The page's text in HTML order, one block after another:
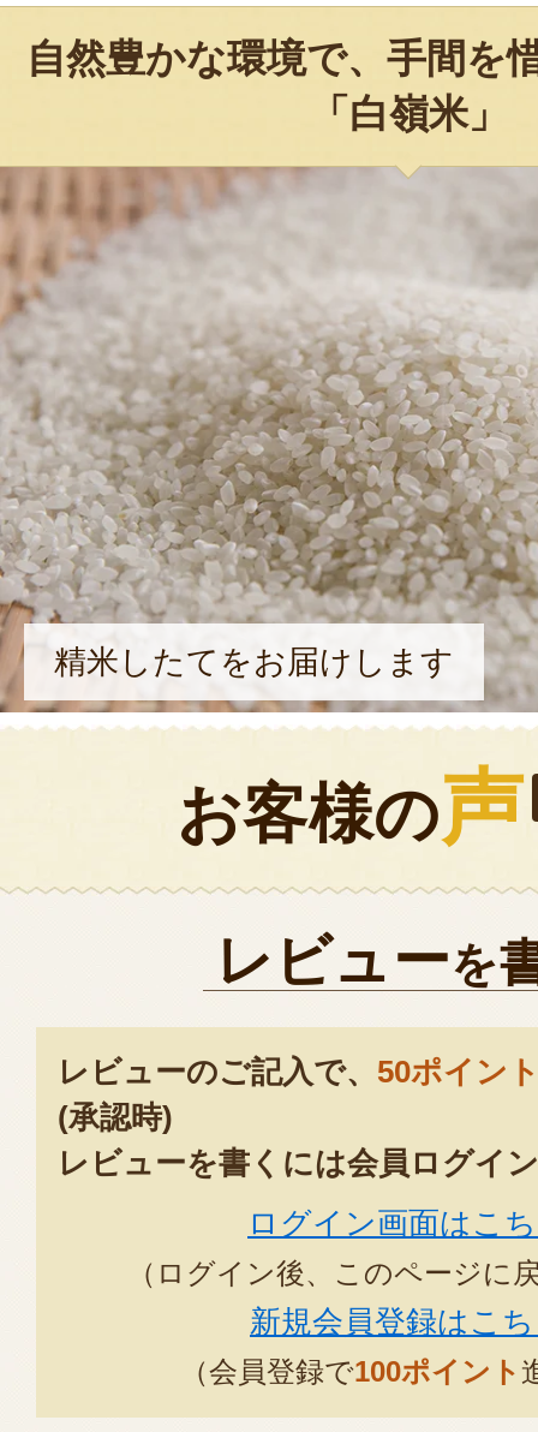
自然豊かな環境で、手間を
「白嶺米」
精米したてをお届けします
お客様の声
レビューを
レビューのご記入で、 50ポイン
(承認時)
レビューを書くには会員ログイ
ログイン画面はこ
（ログイン後、このページに
新規会員登録はこ
（会員登録で100ポイント